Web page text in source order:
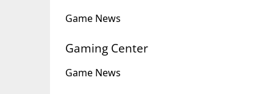
Game News
Gaming Center
Game News